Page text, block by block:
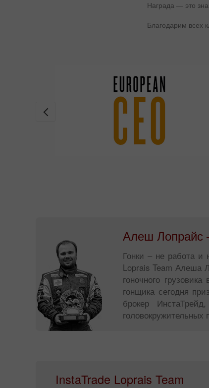
Награда — это
Благодарим всех
Алеш Лопрайс
Гонки – не работа
Loprais Team Алеша
гоночного
гонщика сегодня
брокер
головокружительных
InstaTrade Loprais Team